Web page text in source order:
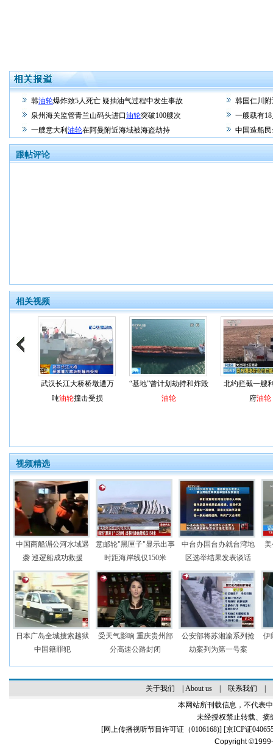
韩油轮爆炸致5人死亡 疑抽油气过程中发生事故
韩国仁川
泉州海关监管青兰山码头进口油轮突破100艘次
一艘载有
一艘意大利 油轮在阿曼附近海域被海盗劫持 中国造船
跟帖评论
相关视频
武汉长江大桥桥墩遭万
吨油轮撞击受损
“基地”曾计划劫持和炸毁
油轮
北约拦截一艘
府油轮
视频精选
中国商船湄公河水域遇
袭 巡逻船成功救援
意邮轮"黑匣子"显示出事
时距海岸线仅150米
中台办国台办就台湾地
区选举结果发表谈话
日本广岛全城搜索越狱
中国籍罪犯
受天气影响 重庆贵州部
分高速公路封闭
公安部将苏湘渝系列抢
劫案列为第一号案
伊
关于我们 About us| 联系我们
本网站所刊载信息，不代表
未经授权禁止转载、摘
[网上传播视听节目许可证（0106168)] [京ICP证
Copyright